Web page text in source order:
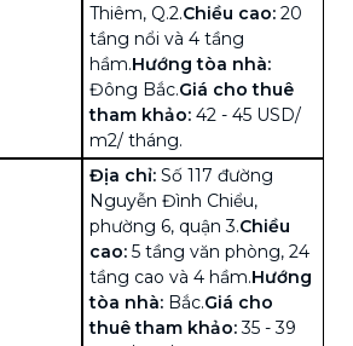
Thiêm, Q.2.Chiều cao: 20
tầng nổi và 4 tầng
hầm.Hướng tòa nhà:
Đông Bắc.Giá cho thuê
tham khảo: 42 - 45 USD/
m2/ tháng.
Địa chỉ: Số 117 đường
Nguyễn Đình Chiểu,
phường 6, quận 3.Chiều
cao: 5 tầng văn phòng, 24
tầng cao và 4 hầm.Hướng
tòa nhà: Bắc.Giá cho
thuê tham khảo:35 - 39